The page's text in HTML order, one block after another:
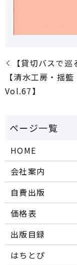
【貸切バスで
【清水工房・揺
Vol.67】
HOME
会社案内
自費出版
価格表
出版目録
はちとぴ